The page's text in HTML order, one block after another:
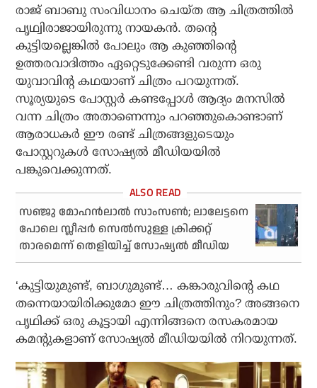
രാജ് ബാബു സംവിധാനം ചെയ്ത ആ ചിത്രത്തിൽ
പൃഥ്വിരാജായിരുന്നു നായകൻ. തന്റെ
കുട്ടിയല്ലെങ്കിൽ പോലും ആ കുഞ്ഞിന്റെ
ഉത്തരവാദിത്തം ഏറ്റെടുക്കേണ്ടി വരുന്ന ഒരു
യുവാവിന്റ കഥയാണ് ചിത്രം പറയുന്നത്.
സൂര്യയുടെ പോസ്റ്റർ കണ്ടപ്പോൾ ആദ്യം മനസിൽ
വന്ന ചിത്രം അതാണെന്നും പറഞ്ഞുകൊണ്ടാണ്
ആരാധകർ ഈ രണ്ട് ചിത്രങ്ങളുടെയും
പോസ്റ്ററുകൾ സോഷ്യൽ മീഡിയയിൽ
പങ്കുവെക്കുന്നത്.
സഞ്ജു മോഹന്‍ലാല്‍ സാംസണ്‍; ലാലേട്ടനെ
പോലെ സ്ലീപ്പര്‍ സെല്‍സുള്ള ക്രിക്കറ്റ്
താരമെന്ന് തെളിയിച്ച് സോഷ്യല്‍ മീഡിയ
‘കുട്ടിയുമുണ്ട്, ബാഗുമുണ്ട്… കങ്കാരുവിന്റെ കഥ
തന്നെയായിരിക്കുമോ ഈ ചിത്രത്തിനും? അങ്ങനെ
പൃഥിക്ക് ഒരു കൂട്ടായി എന്നിങ്ങനെ രസകരമായ
കമന്റുകളാണ് സോഷ്യൽ മീഡിയയിൽ നിറയുന്നത്.